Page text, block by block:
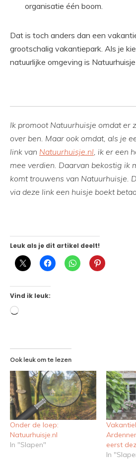
organisatie één boom.
Dat is toch anders dan een
grootschalig vakantiepark. Als je
natuurlijke omgeving is
Ik promoot Natuurhuisje omdat er
over ben. Maar ook omdat, als je
link van Natuurhuisje.nl ik er een
mee verdien. Daarvan bekostig ik
komt trouwens van Natuurhuisje.
via deze link een huisje boekt
Leuk als je dit artikel deelt!
Vind ik leuk:
Aan
Ook leuk om te lezen
Onder de loep:
Natuurhuisje.nl
In "Slapen"
eerst
In